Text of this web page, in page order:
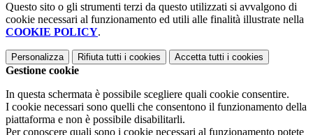
Questo sito o gli strumenti terzi da questo utilizzati si avvalgono di
cookie necessari al funzionamento ed utili alle finalità illustrate nella
COOKIE POLICY.
Personalizza Rifiuta tutti i cookies Accetta tutti i cookies
Gestione cookie
In questa schermata è possibile scegliere quali cookie consentire.
I cookie necessari sono quelli che consentono il funzionamento della
piattaforma e non è possibile disabilitarli.
Per conoscere quali sono i cookie necessari al funzionamento potete